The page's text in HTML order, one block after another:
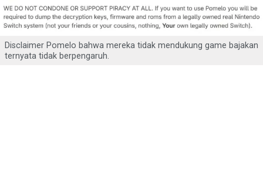
Disclaimer Pomelo bahwa mereka tidak mendukung game bajakan
ternyata tidak berpengaruh.